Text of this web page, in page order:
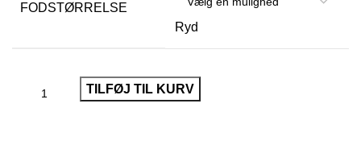
FODSTØRRELSE
Ryd
TILFØJ TIL KURV